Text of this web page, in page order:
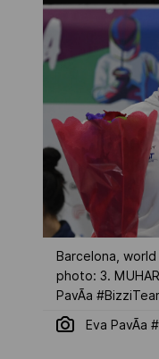
Barcelona,
photo: 3.
PavÃ­a
Eva PavÃ­a